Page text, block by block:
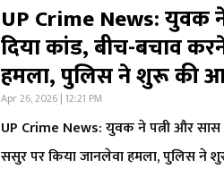
UP Crime News: युवक
दिया कांड, बीच-बचाव
हमला, पुलिस ने शुरू की
Apr 26, 2026 | 12:21 PM
UP Crime News: युवक ने पत्नी और
ससुर पर किया जानलेवा हमला, पुलिस ने